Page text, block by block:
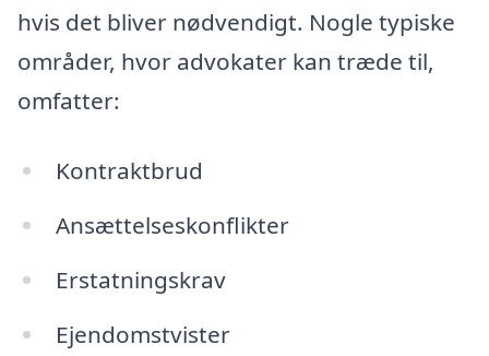
hvis det bliver nødvendigt. Nogle typiske
områder, hvor advokater kan træde til,
omfatter:
Kontraktbrud
Ansættelseskonflikter
Erstatningskrav
Ejendomstvister